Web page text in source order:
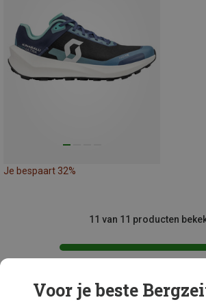
Je bespaart 32%
11 van 11 producten
Voor je beste